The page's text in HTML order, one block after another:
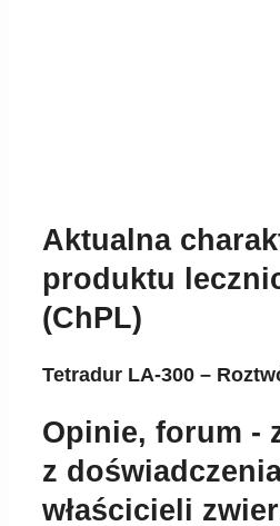
Aktualna
produktu
(ChPL)
Tetradur LA-300 –
Opinie, forum -
z
właścicieli